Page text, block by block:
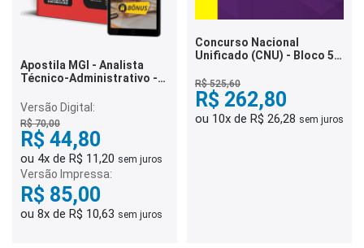
Apostila MGI - Analista
Técnico-Administrativo -
Versão Digital:
R$ 70,00
R$ 44,80
ou 4x de R$ 11,20 sem juros
Versão Impressa:
R$ 85,00
ou 8x de R$ 10,63 sem juros
Concurso Nacional
Unificado (CNU) - Bloco 5 -
R$ 525,60
R$ 262,80
ou 10x de R$ 26,28 sem juros